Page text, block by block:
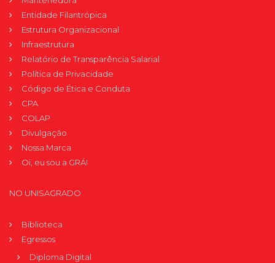
Entidade Filantrópica
Estrutura Organizacional
Infraestrutura
Relatório de Transparência Salarial
Política de Privacidade
Código de Ética e Conduta
CPA
COLAP
Divulgação
Nossa Marca
Oi, eu sou a GRÁ!
NO UNISAGRADO
Biblioteca
Egressos
Diploma Digital